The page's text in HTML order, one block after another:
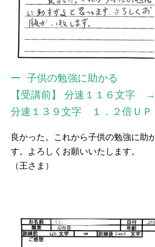
子供の勉強に助かる
【受講前】 分速１１６文字
分速１３９文字 １．２倍ＵＰ
良かった。これから子供の勉強に助
す。よろしくお願いいたします。
（王さま）